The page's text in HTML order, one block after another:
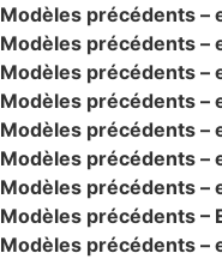
Modèles précédents –
Modèles précédents –
Modèles précédents –
Modèles précédents –
Modèles précédents –
Modèles précédents –
Modèles précédents –
Modèles précédents –
Modèles précédents –